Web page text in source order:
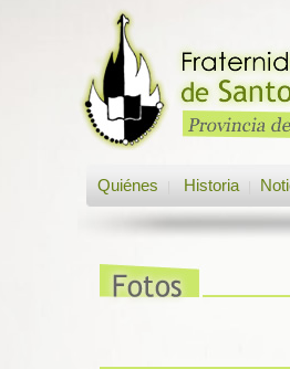
Quiénes Historia